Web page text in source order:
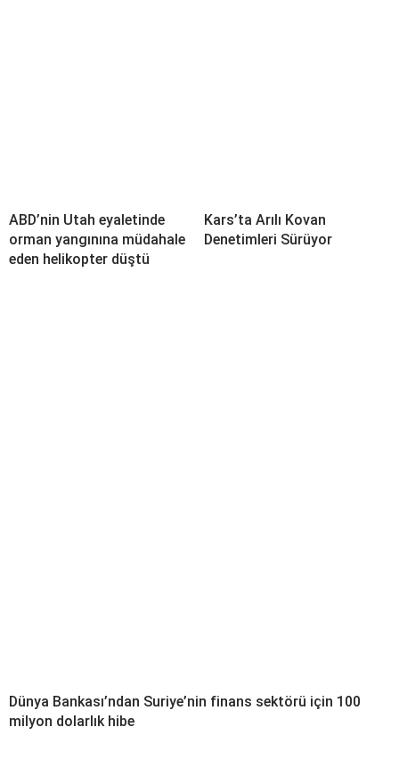
ABD’nin Utah eyaletinde
orman yangınına müdahale
eden helikopter düştü
Kars’ta Arılı Kovan
Denetimleri Sürüyor
Dünya Bankası’ndan Suriye’nin finans sektörü için 100
milyon dolarlık hibe